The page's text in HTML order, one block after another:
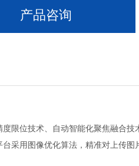
产品咨询
限位技术、自动智能化聚焦融合
采用图像优化算法，精准对上传图